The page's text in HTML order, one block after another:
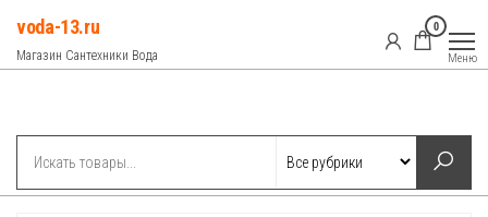
Перейти
содержимому
voda-13.ru
Магазин Сантехники Вода
0
Меню